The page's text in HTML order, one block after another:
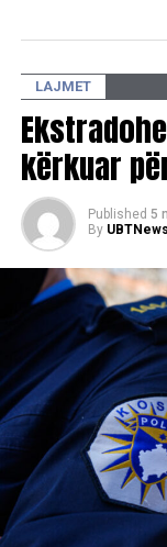
RELATED TOPICS:
UP NEXT
Promovohet
Aliu Ahmeti
DON'T MISS
Kosova nis
për shkak të
LAJMET
kërkuar
Published 5
By UBTNews